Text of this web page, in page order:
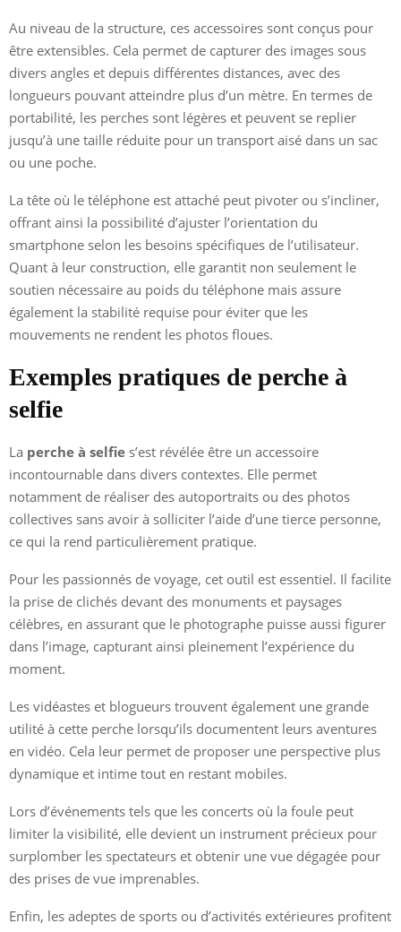
Au niveau de la structure, ces accessoires sont conçus pour
être extensibles. Cela permet de capturer des images sous
divers angles et depuis différentes distances, avec des
longueurs pouvant atteindre plus d’un mètre. En termes de
portabilité, les perches sont légères et peuvent se replier
jusqu’à une taille réduite pour un transport aisé dans un sac
ou une poche.
La tête où le téléphone est attaché peut pivoter ou s’incliner,
offrant ainsi la possibilité d’ajuster l’orientation du
smartphone selon les besoins spécifiques de l’utilisateur.
Quant à leur construction, elle garantit non seulement le
soutien nécessaire au poids du téléphone mais assure
également la stabilité requise pour éviter que les
mouvements ne rendent les photos floues.
Exemples pratiques de perche à
selfie
La perche à selfie s’est révélée être un accessoire
incontournable dans divers contextes. Elle permet
notamment de réaliser des autoportraits ou des photos
collectives sans avoir à solliciter l’aide d’une tierce personne,
ce qui la rend particulièrement pratique.
Pour les passionnés de voyage, cet outil est essentiel. Il facilite
la prise de clichés devant des monuments et paysages
célèbres, en assurant que le photographe puisse aussi figurer
dans l’image, capturant ainsi pleinement l’expérience du
moment.
Les vidéastes et blogueurs trouvent également une grande
utilité à cette perche lorsqu’ils documentent leurs aventures
en vidéo. Cela leur permet de proposer une perspective plus
dynamique et intime tout en restant mobiles.
Lors d’événements tels que les concerts où la foule peut
limiter la visibilité, elle devient un instrument précieux pour
surplomber les spectateurs et obtenir une vue dégagée pour
des prises de vue imprenables.
Enfin, les adeptes de sports ou d’activités extérieures profitent